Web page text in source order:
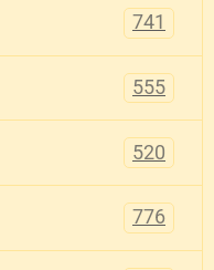
741
555
520
776